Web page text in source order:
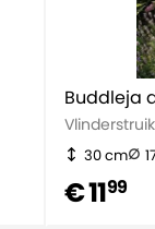
Buddleja
Vlinderstruik
30 cm
€ 1199